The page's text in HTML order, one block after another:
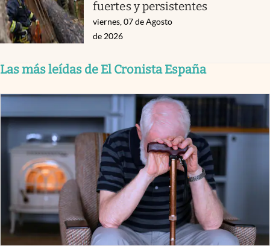
fuertes y persistentes
viernes, 07 de Agosto
de 2026
Las más leídas de El Cronista España